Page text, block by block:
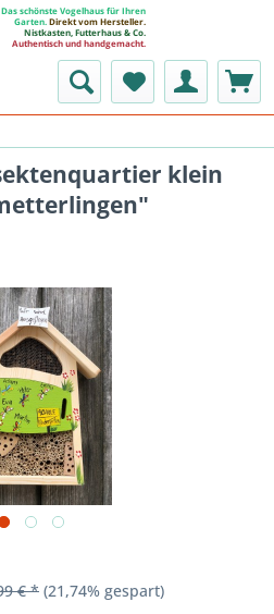
Das schönste Vogelhaus für Ihren
Garten. Direkt vom Hersteller.
Nistkasten, Futterhaus & Co.
Authentisch und handgemacht.
klein
€ * (21,74% gespart)